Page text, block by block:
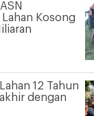
Kosong
12 Tahun
dengan